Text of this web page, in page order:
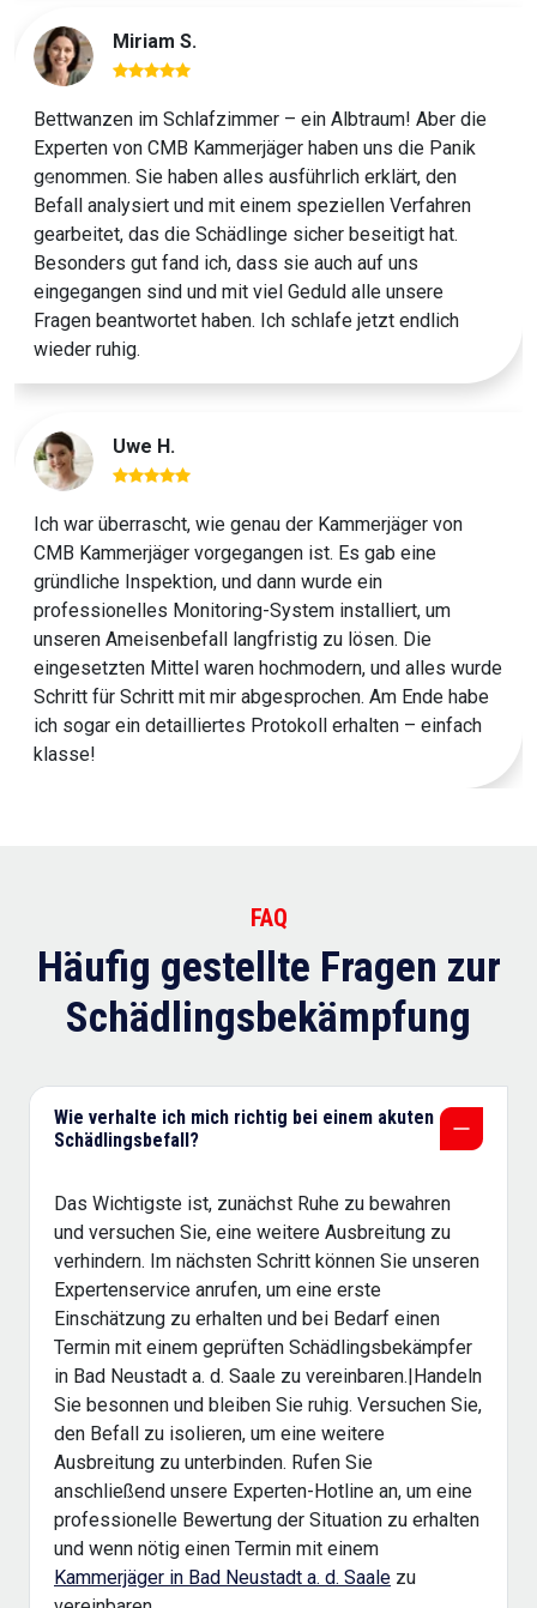
Miriam S.
Bettwanzen im Schlafzimmer – ein Albtraum! Aber die
Experten von CMB Kammerjäger haben uns die Panik
genommen. Sie haben alles ausführlich erklärt, den
Befall analysiert und mit einem speziellen Verfahren
gearbeitet, das die Schädlinge sicher beseitigt hat.
Besonders gut fand ich, dass sie auch auf uns
eingegangen sind und mit viel Geduld alle unsere
Fragen beantwortet haben. Ich schlafe jetzt endlich
wieder ruhig.
Uwe H.
Ich war überrascht, wie genau der Kammerjäger von
CMB Kammerjäger vorgegangen ist. Es gab eine
gründliche Inspektion, und dann wurde ein
professionelles Monitoring-System installiert, um
unseren Ameisenbefall langfristig zu lösen. Die
eingesetzten Mittel waren hochmodern, und alles wurde
Schritt für Schritt mit mir abgesprochen. Am Ende habe
ich sogar ein detailliertes Protokoll erhalten – einfach
klasse!
Previous
FAQ
Häufig gestellte Fragen zur
Schädlingsbekämpfung
Wie verhalte ich mich richtig bei einem akuten
Schädlingsbefall?
Das Wichtigste ist, zunächst Ruhe zu bewahren
und versuchen Sie, eine weitere Ausbreitung zu
verhindern. Im nächsten Schritt können Sie unseren
Expertenservice anrufen, um eine erste
Einschätzung zu erhalten und bei Bedarf einen
Termin mit einem geprüften Schädlingsbekämpfer
in Bad Neustadt a. d. Saale zu vereinbaren.|Handeln
Sie besonnen und bleiben Sie ruhig. Versuchen Sie,
den Befall zu isolieren, um eine weitere
Ausbreitung zu unterbinden. Rufen Sie
anschließend unsere Experten-Hotline an, um eine
professionelle Bewertung der Situation zu erhalten
und wenn nötig einen Termin mit einem
Kammerjäger in Bad Neustadt a. d. Saale zu